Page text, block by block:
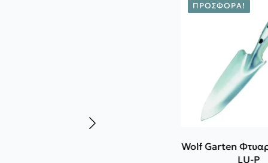
ΠΡΟΣΦΟΡΆ!
Wolf Garten Φτυαράκι κήπου
LU-P